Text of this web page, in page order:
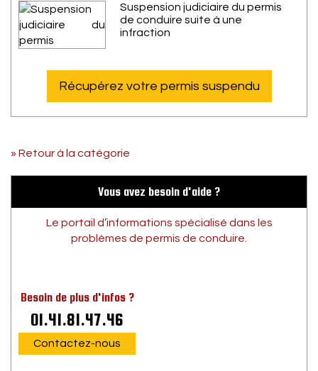
Suspension judiciaire du permis
de conduire suite à une
infraction
Récupérez votre permis suspendu
» Retour à la catégorie
Vous avez besoin d'aide ?
Le portail d’informations spécialisé dans les
problèmes de permis de conduire.
Besoin de plus d'infos ?
01.41.81.47.46
Contactez-nous